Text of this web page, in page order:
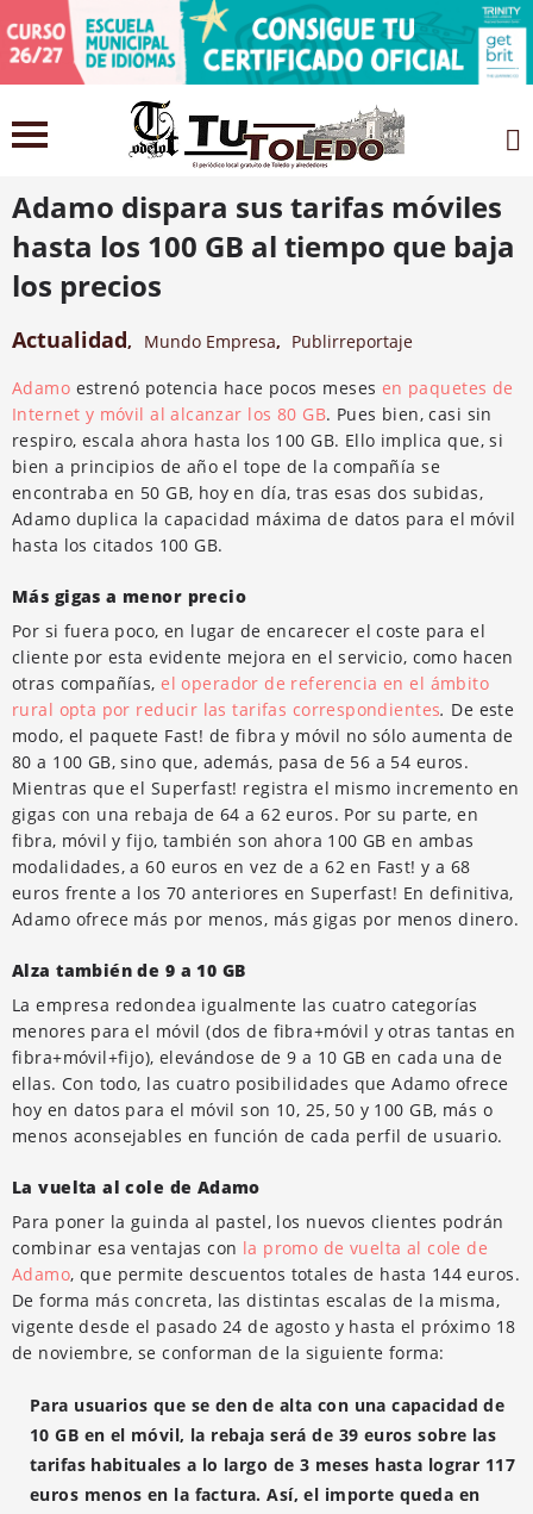
4 septiembre 2021
Adamo dispara sus tarifas móviles
hasta los 100 GB al tiempo que baja
los precios
Actualidad, Mundo Empresa, Publirreportaje
Adamo estrenó potencia hace pocos meses en paquetes de
Internet y móvil al alcanzar los 80 GB. Pues bien, casi sin
respiro, escala ahora hasta los 100 GB. Ello implica que, si
bien a principios de año el tope de la compañía se
encontraba en 50 GB, hoy en día, tras esas dos subidas,
Adamo duplica la capacidad máxima de datos para el móvil
hasta los citados 100 GB.
Más gigas a menor precio
Por si fuera poco, en lugar de encarecer el coste para el
cliente por esta evidente mejora en el servicio, como hacen
otras compañías, el operador de referencia en el ámbito
rural opta por reducir las tarifas correspondientes. De este
modo, el paquete Fast! de fibra y móvil no sólo aumenta de
80 a 100 GB, sino que, además, pasa de 56 a 54 euros.
Mientras que el Superfast! registra el mismo incremento en
gigas con una rebaja de 64 a 62 euros. Por su parte, en
fibra, móvil y fijo, también son ahora 100 GB en ambas
modalidades, a 60 euros en vez de a 62 en Fast! y a 68
euros frente a los 70 anteriores en Superfast! En definitiva,
Adamo ofrece más por menos, más gigas por menos dinero.
Alza también de 9 a 10 GB
La empresa redondea igualmente las cuatro categorías
menores para el móvil (dos de fibra+móvil y otras tantas en
fibra+móvil+fijo), elevándose de 9 a 10 GB en cada una de
ellas. Con todo, las cuatro posibilidades que Adamo ofrece
hoy en datos para el móvil son 10, 25, 50 y 100 GB, más o
menos aconsejables en función de cada perfil de usuario.
La vuelta al cole de Adamo
Para poner la guinda al pastel, los nuevos clientes podrán
combinar esa ventajas con la promo de vuelta al cole de
Adamo, que permite descuentos totales de hasta 144 euros.
De forma más concreta, las distintas escalas de la misma,
vigente desde el pasado 24 de agosto y hasta el próximo 18
de noviembre, se conforman de la siguiente forma:
Para usuarios que se den de alta con una capacidad de
10 GB en el móvil, la rebaja será de 39 euros sobre las
tarifas habituales a lo largo de 3 meses hasta lograr 117
euros menos en la factura. Así, el importe queda en